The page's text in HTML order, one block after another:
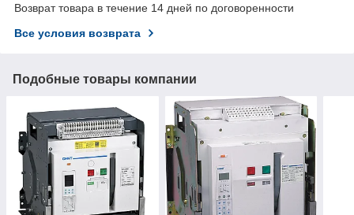
Возврат товара в течение 14 дней по договоренности
Все условия возврата
Подобные товары компании